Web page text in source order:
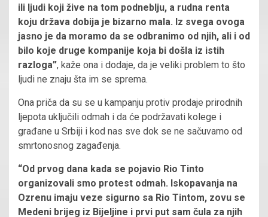
ili ljudi koji žive na tom podneblju, a rudna renta
koju država dobija je bizarno mala. Iz svega ovoga
jasno je da moramo da se odbranimo od njih, ali i od
bilo koje druge kompanije koja bi došla iz istih
razloga”, kaže ona i dodaje, da je veliki problem to što
ljudi ne znaju šta im se sprema.
Ona priča da su se u kampanju protiv prodaje prirodnih
ljepota uključili odmah i da će podržavati kolege i
građane u Srbiji i kod nas sve dok se ne sačuvamo od
smrtonosnog zagađenja.
“Od prvog dana kada se pojavio Rio Tinto
organizovali smo protest odmah. Iskopavanja na
Ozrenu imaju veze sigurno sa Rio Tintom, zovu se
Medeni brijeg iz Bijeljine i prvi put sam čula za njih